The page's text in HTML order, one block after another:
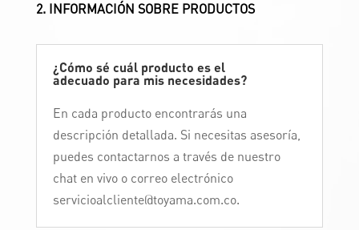
2. INFORMACIÓN SOBRE PRODUCTOS
¿Cómo sé cuál producto es el
adecuado para mis necesidades?
En cada producto encontrarás una
descripción detallada. Si necesitas asesoría,
puedes contactarnos a través de nuestro
chat en vivo o correo electrónico
servicioalcliente@toyama.com.co.